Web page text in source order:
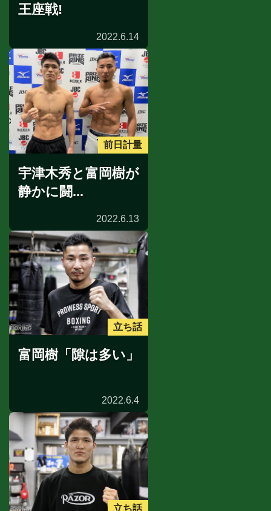
王座戦!
2022.6.14
前日計量
宇津木秀と富岡樹が
静かに闘...
2022.6.13
立ち話
富岡樹「隙は多い」
2022.6.4
立ち話